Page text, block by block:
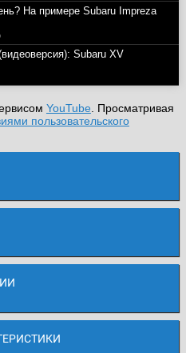
На примере Subaru Impreza
Subaru XV
YouTube. Просматривая
пользовательского